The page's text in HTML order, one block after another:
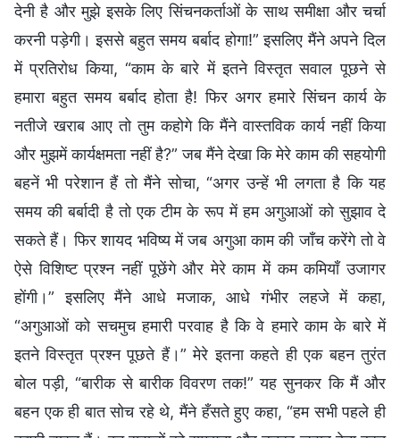
देनी है और मुझे इसके लिए सिंचनकर्ताओं के साथ समीक्षा और चर्चा
करनी पड़ेगी। इससे बहुत समय बर्बाद होगा!” इसलिए मैंने अपने दिल
में प्रतिरोध किया, “काम के बारे में इतने विस्तृत सवाल पूछने से
हमारा बहुत समय बर्बाद होता है! फिर अगर हमारे सिंचन कार्य के
नतीजे खराब आए तो तुम कहोगे कि मैंने वास्तविक कार्य नहीं किया
और मुझमें कार्यक्षमता नहीं है?” जब मैंने देखा कि मेरे काम की सहयोगी
बहनें भी परेशान हैं तो मैंने सोचा, “अगर उन्हें भी लगता है कि यह
समय की बर्बादी है तो एक टीम के रूप में हम अगुआओं को सुझाव दे
सकते हैं। फिर शायद भविष्य में जब अगुआ काम की जाँच करेंगे तो वे
ऐसे विशिष्ट प्रश्न नहीं पूछेंगे और मेरे काम में कम कमियाँ उजागर
होंगी।” इसलिए मैंने आधे मजाक, आधे गंभीर लहजे में कहा,
“अगुआओं को सचमुच हमारी परवाह है कि वे हमारे काम के बारे में
इतने विस्तृत प्रश्न पूछते हैं।” मेरे इतना कहते ही एक बहन तुरंत
बोल पड़ी, “बारीक से बारीक विवरण तक!” यह सुनकर कि मैं और
बहन एक ही बात सोच रहे थे, मैंने हँसते हुए कहा, “हम सभी पहले ही